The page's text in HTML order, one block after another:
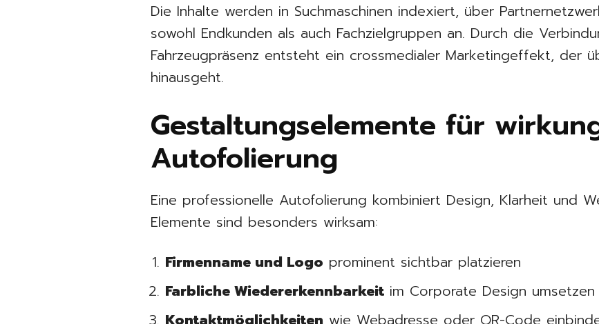
Die Inhalte werden in Suchmaschinen indexiert, über
sowohl Endkunden als auch Fachzielgruppen an. Durch die
Fahrzeugpräsenz entsteht ein crossmedialer Marketingeffekt, der
hinausgeht.
Gestaltungselemente für
Autofolierung
Eine professionelle Autofolierung kombiniert Design, Klarheit und
Elemente sind besonders wirksam:
Firmenname und Logo prominent sichtbar platzieren
Farbliche Wiedererkennbarkeit im Corporate Design umsetzen